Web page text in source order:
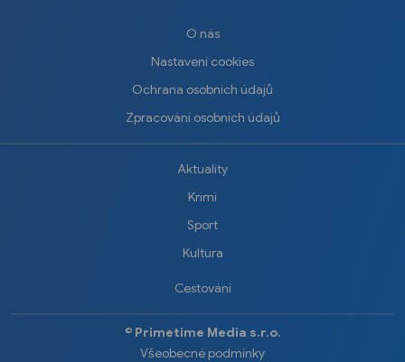
O nás
Nastavení cookies
Ochrana osobních údajů
Zpracování osobních údajů
Aktuality
Krimi
Sport
Kultura
Cestování
©️ Primetime Media s.r.o.
Všeobecné podmínky